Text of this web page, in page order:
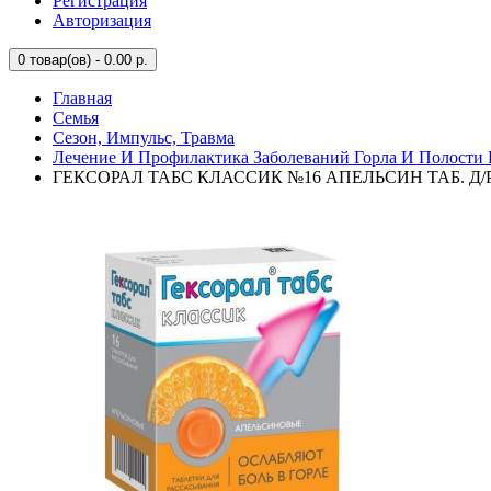
Авторизация
0 товар(ов) - 0.00 р.
Главная
Семья
Сезон, Импульс, Травма
Лечение И Профилактика Заболеваний Горла И Полости
ГЕКСОРАЛ ТАБС КЛАССИК №16 АПЕЛЬСИН ТАБ. Д/